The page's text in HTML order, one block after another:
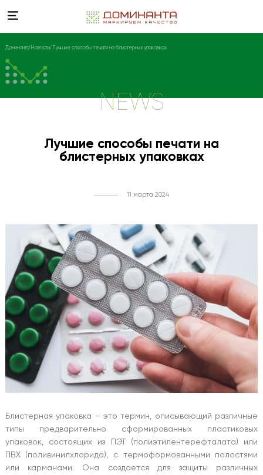
Доминанта Новости Лучшие способы печати на блистерных упаковках
NEWS
Лучшие способы печати на
блистерных упаковках
11 марта 2024
Блистерная упаковка – это термин, описывающий различные
типы предварительно сформированных пластиковых
упаковок, состоящих из ПЭТ (полиэтилентерефталата) или
ПВХ (поливинилхлорида), с термоформованными полостями
или карманами. Она создается для защиты различных